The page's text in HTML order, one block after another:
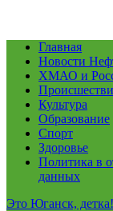
Главная
Новости
ХМАО и
Культура
Образование
Спорт
Здоровье
Политика в
данных
Это Юганск, детка!